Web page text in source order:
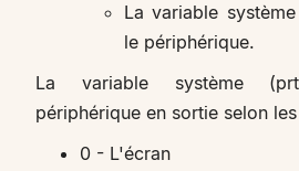
La variable système
le périphérique.
La variable système
périphérique en sortie selon
0 - L'écran